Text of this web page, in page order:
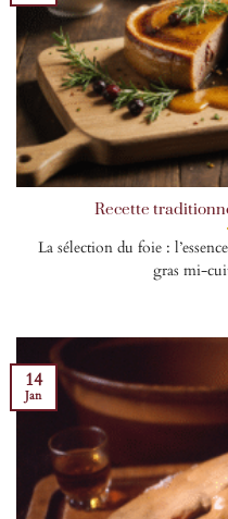
Recette
La sélection du foie :
gras mi-
14
Jan